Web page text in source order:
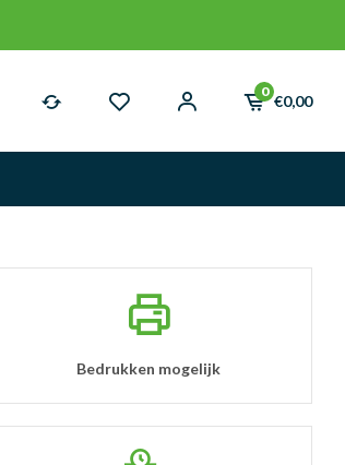
0
€0,00
Bedrukken mogelijk